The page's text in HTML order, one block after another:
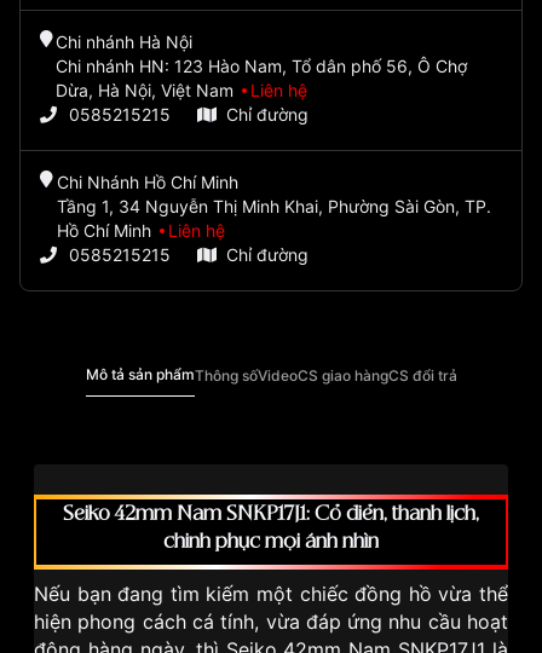
Chi nhánh Hà Nội
Chi nhánh HN: 123 Hào Nam, Tổ dân phố 56, Ô Chợ
Dừa, Hà Nội, Việt Nam
Liên hệ
0585215215
Chỉ đường
Chi Nhánh Hồ Chí Minh
Tầng 1, 34 Nguyễn Thị Minh Khai, Phường Sài Gòn, TP.
Hồ Chí Minh
Liên hệ
0585215215
Chỉ đường
Mô tả sản phẩmThông sốVideoCS giao hàngCS đổi trả
Seiko 42mm Nam SNKP17J1: Cổ điển, thanh lịch,
chinh phục mọi ánh nhìn
Nếu bạn đang tìm kiếm một chiếc đồng hồ vừa thể
hiện phong cách cá tính, vừa đáp ứng nhu cầu hoạt